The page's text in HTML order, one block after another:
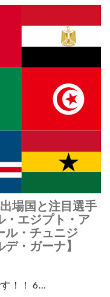
場国と注目選手
・エジプト・ア
ル・チュニジ
・ガーナ】
！！ 6…